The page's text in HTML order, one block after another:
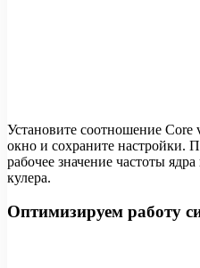
Установите соотношение Core
окно и сохраните настройки.
рабочее значение частоты
кулера.
Оптимизируем работу